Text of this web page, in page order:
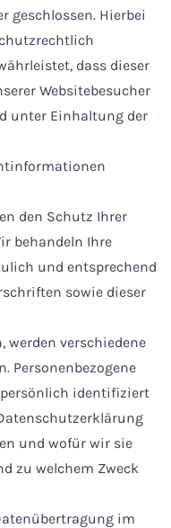
geschlossen. Hierbei
dass dieser
Websitebesucher
unter Einhaltung der
den Schutz Ihrer
behandeln Ihre
und entsprechend
sowie dieser
werden verschiedene
Personenbezogene
identifiziert
und wofür wir sie
zu welchem Zweck
im